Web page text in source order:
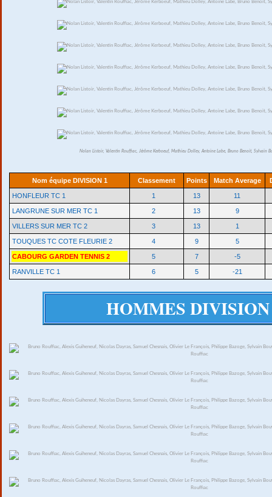
Nolan Listoir, Valentin Rouffiac, Jérôme Kerboeuf, Mathieu Dolley, Antoine Labe, Bruno Benoit, Sylvain
Nom équipe DIVISION 1 Classement Points Match Average
HONFLEUR TC 1 1 13 11
LANGRUNE SUR MER TC 1 2 13 9
VILLERS SUR MER TC 2 3 13 1
TOUQUES TC COTE FLEURIE 2 4 9 5
CABOURG GARDEN TENNIS 2 5 7 -5
RANVILLE TC 1 6 5 -21
HOMMES